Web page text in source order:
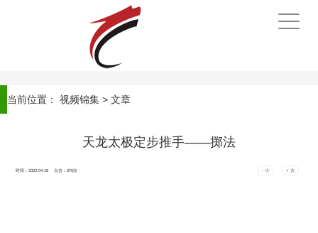
手
机
当前位置： 视频锦集 > 文章
天龙太极定步推手——掷法
时间：2022-04-18 点击：376次 - 小 + 大